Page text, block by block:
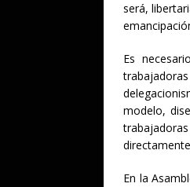
será,
Es
modelo,
En la